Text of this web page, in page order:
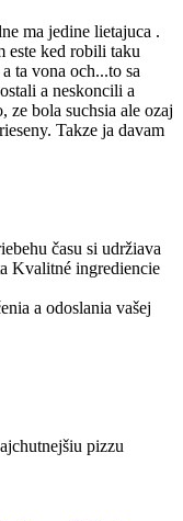
ma jedine lietajuca .
este ked robili taku
ta vona och...to sa
a neskoncili a
ze bola suchsia ale ozaj
Takze ja davam
času si udržiava
Kvalitné ingrediencie
a odoslania vašej
pizzu